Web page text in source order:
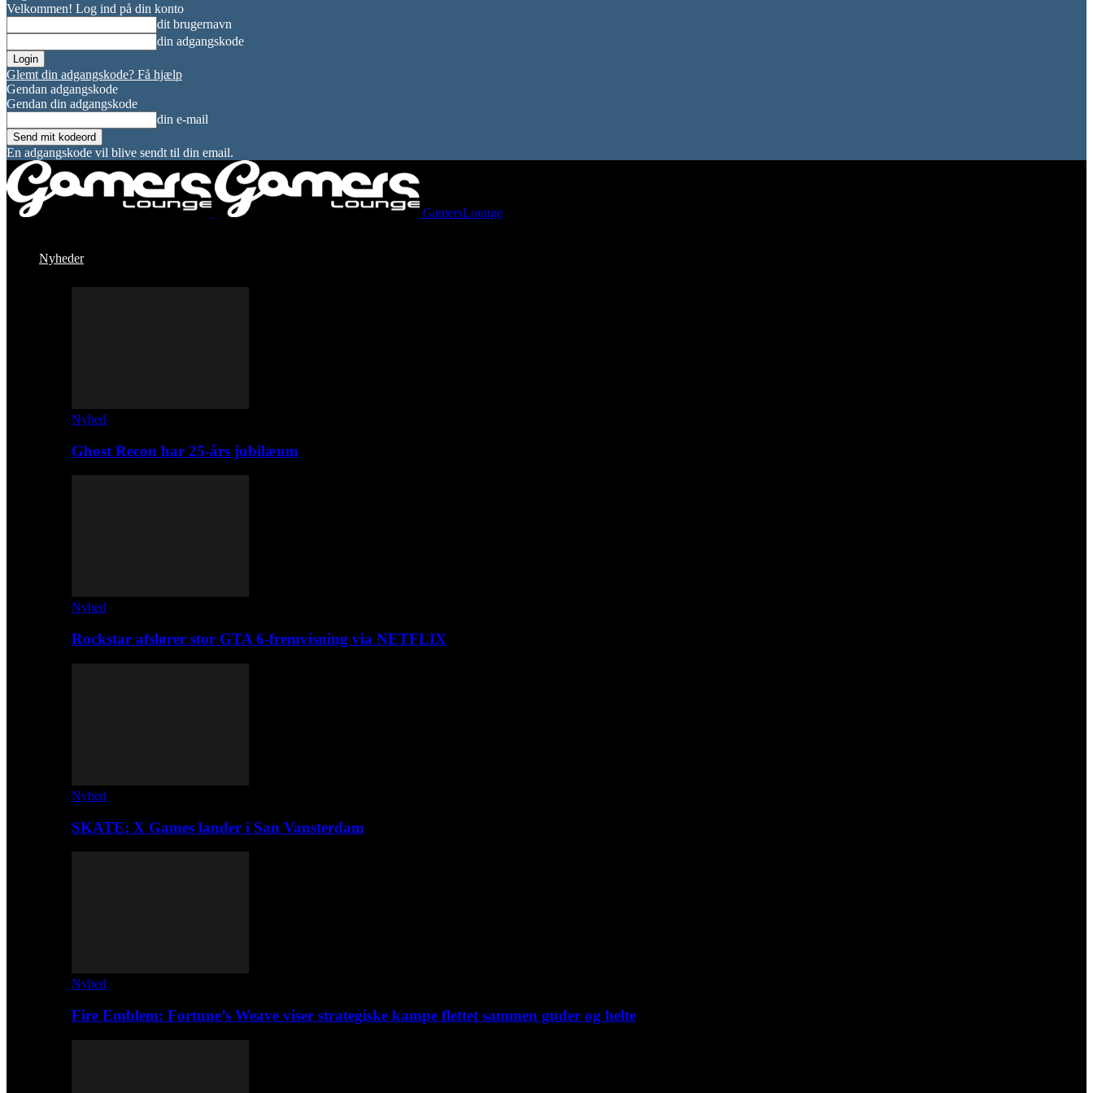
Velkommen! Log ind på din konto
dit brugernavn
din adgangskode
Glemt din adgangskode? Få hjælp
Gendan adgangskode
Gendan din adgangskode
din e-mail
En adgangskode vil blive sendt til din email.
GamersLounge
Nyheder
Nyhed
Ghost Recon har 25-års jubilæum
Nyhed
Rockstar afslører stor GTA 6-fremvisning via NETFLIX
Nyhed
SKATE: X Games lander i San Vansterdam
Nyhed
Fire Emblem: Fortune’s Weave viser strategiske kampe flettet sammen guder og helte